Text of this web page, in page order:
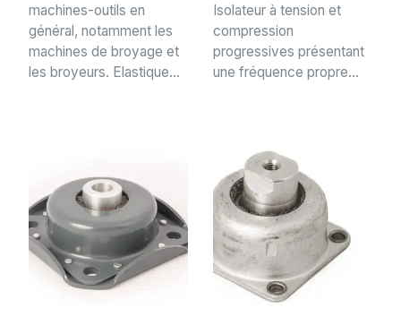
machines-outils en
général, notamment les
machines de broyage et
les broyeurs. Elastique...
Isolateur à tension et
compression
progressives présentant
une fréquence propre…